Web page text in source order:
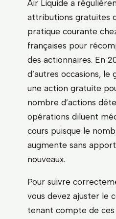
Air Liquide a
attributions gratuites
pratique courante
françaises pour
des actionnaires. En
d’autres occasions, le
une action gratuite
nombre d’actions
opérations diluent
cours puisque le
augmente sans
nouveaux.
Pour suivre
vous devez ajuster le
tenant compte de